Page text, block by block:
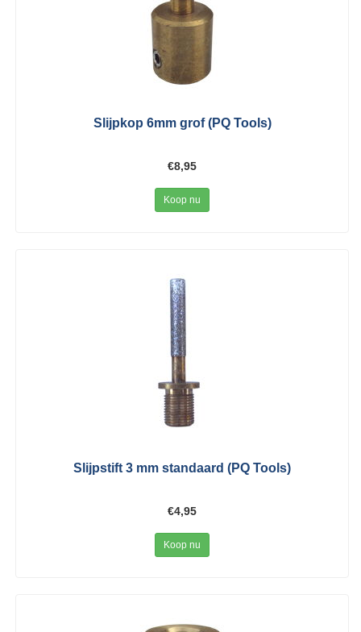
Slijpkop 6mm grof (PQ Tools)
€8,95
Koop nu
Slijpstift 3 mm standaard (PQ Tools)
€4,95
Koop nu